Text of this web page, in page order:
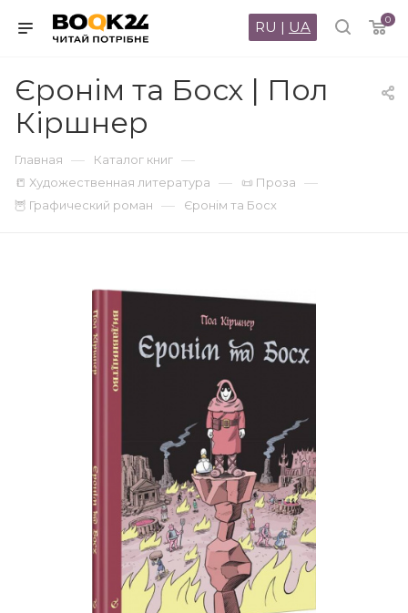
0
RU | UA
Єронім та Босх | Пол
Кіршнер
Главная — Каталог книг —
📒 Художественная литература — 📜 Проза —
🦉 Графический роман — Єронім та Босх